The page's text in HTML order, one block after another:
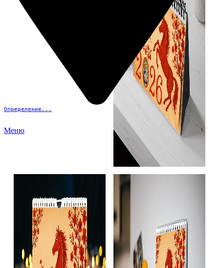
Определение...
Меню